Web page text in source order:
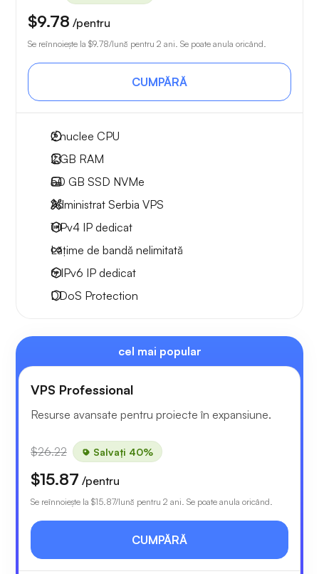
$9.78 /pentru
Se reînnoiește la $9.78/lună pentru 2 ani. Se poate anula oricând.
CUMPĂRĂ
2nuclee CPU
2 GB RAM
50 GB SSD NVMe
Administrat Serbia VPS
1 IPv4 IP dedicat
Lățime de bandă nelimitată
6 IPv6 IP dedicat
DDoS Protection
cel mai popular
VPS Professional
Resurse avansate pentru proiecte în expansiune.
$26.22 Salvați 40%
$15.87 /pentru
Se reînnoiește la $15.87/lună pentru 2 ani. Se poate anula oricând.
CUMPĂRĂ